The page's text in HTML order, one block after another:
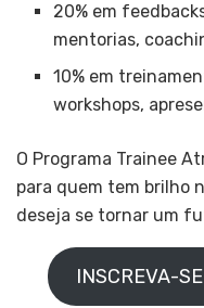
20% em
mentorias,
10% em
workshops,
O Programa Trainee
para quem tem brilho
deseja se tornar um
INSCREVA-